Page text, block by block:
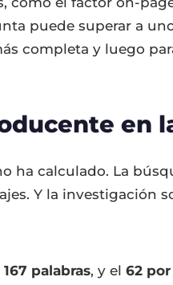
puede superar a
completa y luego
en
ha calculado. La
Y la investigación
167 palabras, y el62